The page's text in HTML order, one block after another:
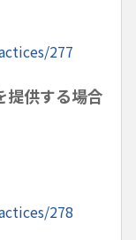
277
提供する場合
278